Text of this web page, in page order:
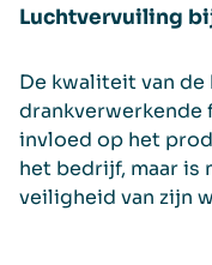
Luchtvervuiling
De kwaliteit van
drankverwerkende
invloed op het
het bedrijf, maar is
veiligheid van zijn